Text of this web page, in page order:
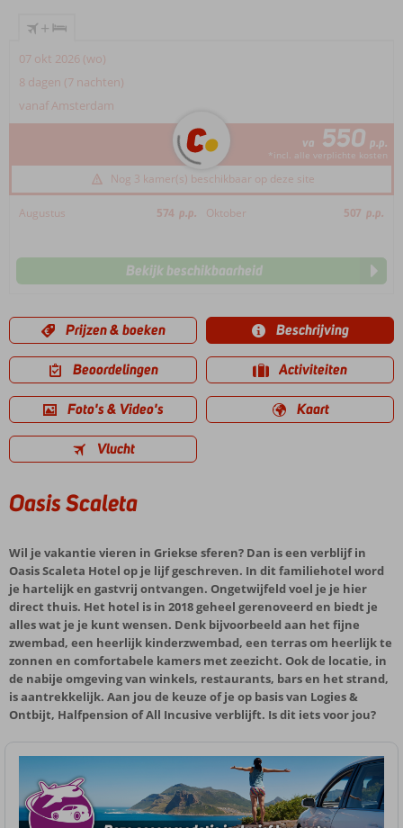
+
07 okt 2026 (wo)
8 dagen (7 nachten)
vanaf Amsterdam
va 550 p.p.
*incl. alle verplichte kosten
Nog 3 kamer(s) beschikbaar op deze site
Augustus 574 p.p. Oktober 507 p.p.
Bekijk beschikbaarheid
Prijzen & boeken Beschrijving
Beoordelingen Activiteiten
Foto's & Video's Kaart
Vlucht
Oasis Scaleta
Wil je vakantie vieren in Griekse sferen? Dan is een verblijf in
Oasis Scaleta Hotel op je lijf geschreven. In dit familiehotel word
je hartelijk en gastvrij ontvangen. Ongetwijfeld voel je je hier
direct thuis. Het hotel is in 2018 geheel gerenoveerd en biedt je
alles wat je je kunt wensen. Denk bijvoorbeeld aan het fijne
zwembad, een heerlijk kinderzwembad, een terras om heerlijk te
zonnen en comfortabele kamers met zeezicht. Ook de locatie, in
de nabije omgeving van winkels, restaurants, bars en het strand,
is aantrekkelijk. Aan jou de keuze of je op basis van Logies &
Ontbijt, Halfpension of All Incusive verblijft. Is dit iets voor jou?